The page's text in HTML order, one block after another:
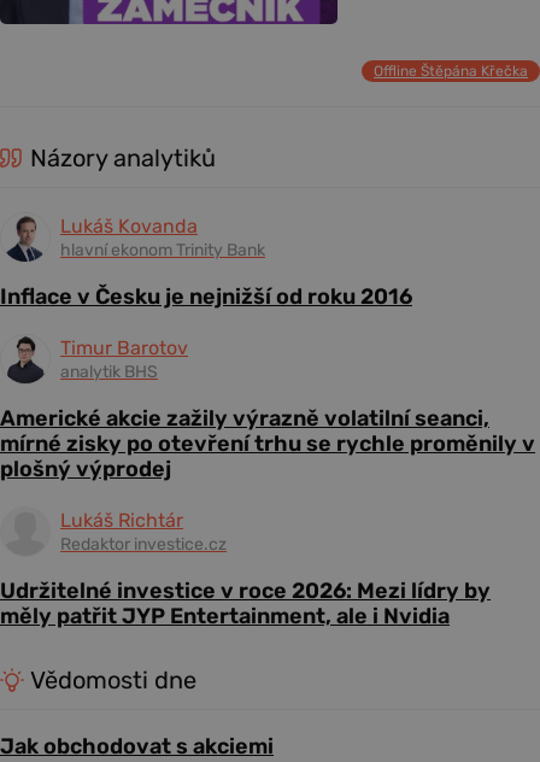
Offline Štěpána Křečka
Názory analytiků
Lukáš Kovanda
hlavní ekonom Trinity Bank
Inflace v Česku je nejnižší od roku 2016
Timur Barotov
analytik BHS
Americké akcie zažily výrazně volatilní seanci,
mírné zisky po otevření trhu se rychle proměnily v
plošný výprodej
Lukáš Richtár
Redaktor investice.cz
Udržitelné investice v roce 2026: Mezi lídry by
měly patřit JYP Entertainment, ale i Nvidia
Vědomosti dne
Jak obchodovat s akciemi